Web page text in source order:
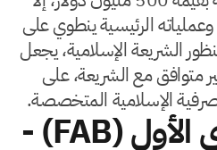
الرئيسية ينطوي على
الشريعة الإسلامية، يجعل
متوافق مع الشريعة، على
الإسلامية المتخصصة.
7- بنك أبوظبي الأول (FAB) -